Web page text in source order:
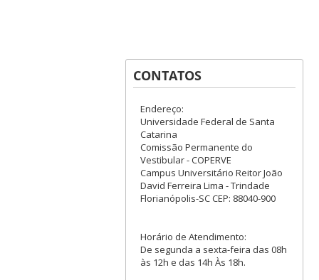
CONTATOS
Endereço:
Universidade Federal de Santa
Catarina
Comissão Permanente do
Vestibular - COPERVE
Campus Universitário Reitor João
David Ferreira Lima - Trindade
Florianópolis-SC CEP: 88040-900
Horário de Atendimento:
De segunda a sexta-feira das 08h
às 12h e das 14h Às 18h.